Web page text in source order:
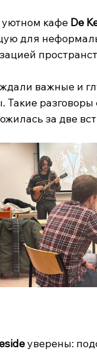
кафе De
для
важные и
за две
уверены: